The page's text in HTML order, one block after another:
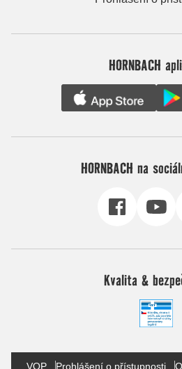
HORNBACH
HORNBACH na
Kvalita &
VOP Prohlášení o přístupnosti